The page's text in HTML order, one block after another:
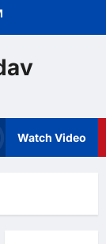
Watch Video